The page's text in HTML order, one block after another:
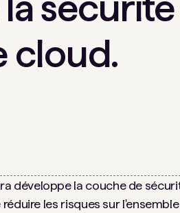
cloud.
développe la couche de
les risques sur